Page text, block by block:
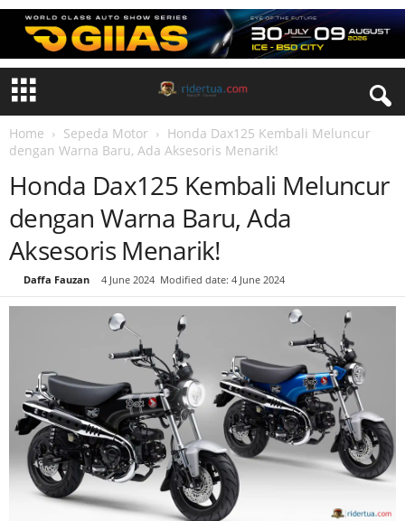
Home Sepeda Motor
Honda Dax125 Kembali Meluncur
dengan Warna Baru, Ada Aksesoris Menarik!
Honda Dax125 Kembali Meluncur
dengan Warna Baru, Ada
Aksesoris Menarik!
Daffa Fauzan 4 June 2024 Modified date: 4 June 2024